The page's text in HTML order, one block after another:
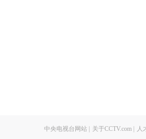
中央电视台网站 关于CCTV.com 人